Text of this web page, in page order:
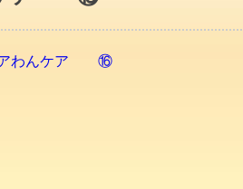
アわんケア ⑯